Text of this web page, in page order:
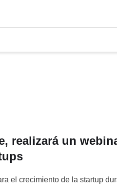
realizará un
el crecimiento de la startup